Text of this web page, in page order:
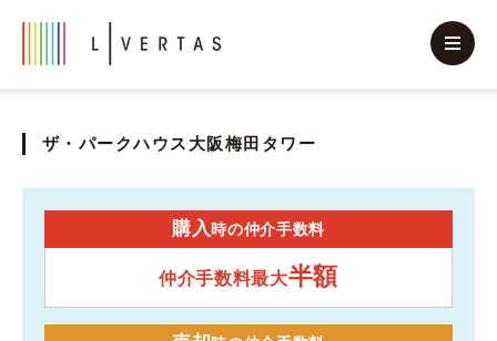
ザ・パークハウス大阪梅田タワー
購入時の仲介手数料
仲介手数料最大半額